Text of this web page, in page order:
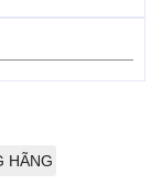
HÃNG